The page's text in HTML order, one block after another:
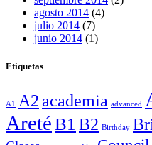
agosto 2014 (4)
julio 2014 (7)
junio 2014 (1)
Etiquetas
A1 A2academia advanced
AretéB1 B2 Birthday